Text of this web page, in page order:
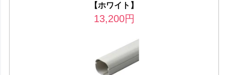
【ホワイト】
13,200円